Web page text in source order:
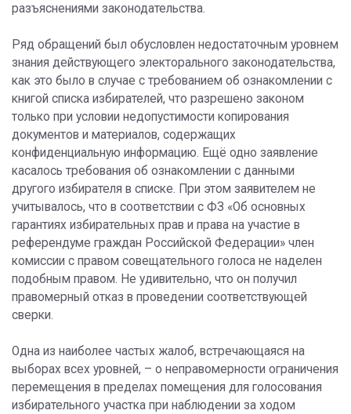
разъяснениями законодательства.
Ряд обращений был обусловлен недостаточным уровнем
знания действующего электорального законодательства,
как это было в случае с требованием об ознакомлении с
книгой списка избирателей, что разрешено законом
только при условии недопустимости копирования
документов и материалов, содержащих
конфиденциальную информацию. Ещё одно заявление
касалось требования об ознакомлении с данными
другого избирателя в списке. При этом заявителем не
учитывалось, что в соответствии с ФЗ «Об основных
гарантиях избирательных прав и права на участие в
референдуме граждан Российской Федерации» член
комиссии с правом совещательного голоса не наделен
подобным правом. Не удивительно, что он получил
правомерный отказ в проведении соответствующей
сверки.
Одна из наиболее частых жалоб, встречающаяся на
выборах всех уровней, – о неправомерности ограничения
перемещения в пределах помещения для голосования
избирательного участка при наблюдении за ходом